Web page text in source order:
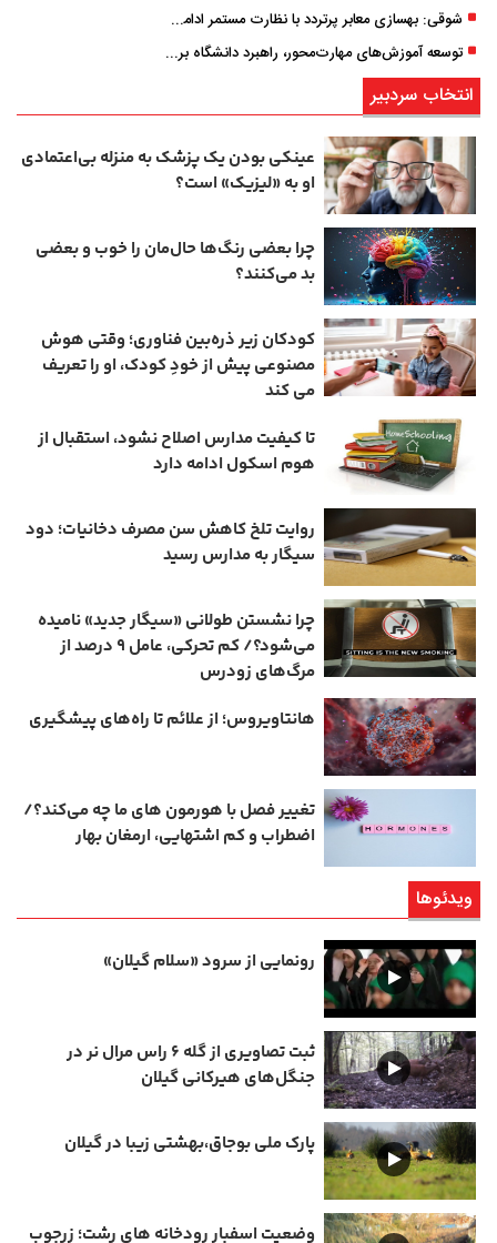
شوقی: بهسازی معابر پرتردد با نظارت مستمر ادامه دارد
توسعه آموزش‌های مهارت‌محور، راهبرد دانشگاه برای تربیت نیروی متخصص است
انتخاب سردبیر
عینکی‌ بودن یک پزشک به منزله بی‌اعتمادی
او به «لیزیک» است؟
چرا بعضی رنگ‌ها حال‌مان را خوب و بعضی
بد می‌کنند؟
کودکان زیر ذره‌بین فناوری؛ وقتی هوش
مصنوعی پیش از خودِ کودک، او را تعریف
می ‌کند
تا کیفیت مدارس اصلاح نشود، استقبال از
هوم ‌اسکول ادامه دارد
روایت تلخ کاهش سن مصرف دخانیات؛ دود
سیگار به مدارس رسید
چرا نشستن طولانی «سیگار جدید» نامیده
می‌شود؟/ کم‌ تحرکی، عامل ۹ درصد از
مرگ‌های زودرس
هانتاویروس؛ از علائم تا راه‌های پیشگیری
تغییر فصل با هورمون‌ های ما چه می‌کند؟/
اضطراب و کم‌ اشتهایی، ارمغان بهار
ویدئوها
رونمایی از سرود «سلام گیلان»
ثبت تصاویری از گله ۶ راس مرال نر در
جنگل‌های هیرکانی گیلان
پارک ملی بوجاق،بهشتی زیبا در گیلان
وضعیت اسفبار رودخانه های رشت؛ زرجوب